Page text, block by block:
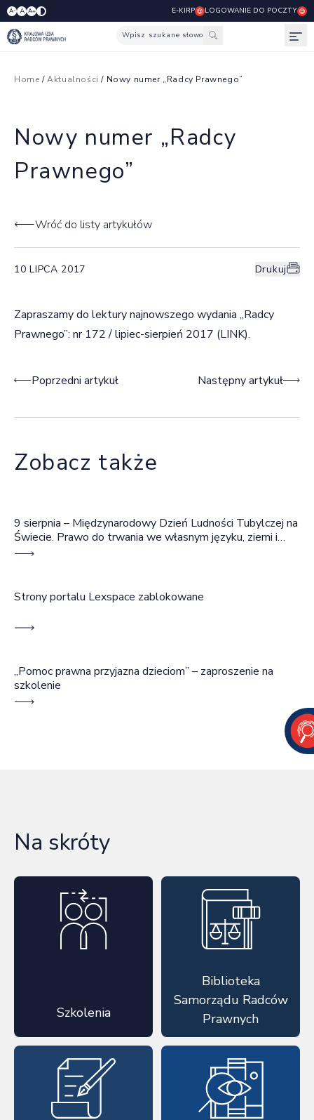
A- A A+ E-KIRP LOGOWANIE DO POCZTY
Wpisz szukane słowo
Home /Aktualności / Nowy numer „Radcy Prawnego”
Nowy numer „Radcy
Prawnego”
Wróć do listy artykułów
10 LIPCA 2017 Drukuj
Zapraszamy do lektury najnowszego wydania „Radcy
Prawnego”: nr 172 / lipiec-sierpień 2017 (LINK).
Nawigacja wpisu
Poprzedni artykuł Następny artykuł
Zobacz także
9 sierpnia – Międzynarodowy Dzień Ludności Tubylczej na
Świecie. Prawo do trwania we własnym języku, ziemi i
wspólnocie
Strony portalu Lexspace zablokowane
„Pomoc prawna przyjazna dzieciom” – zaproszenie na
szkolenie
Na skróty
Szkolenia
Biblioteka
Samorządu Radców
Prawnych